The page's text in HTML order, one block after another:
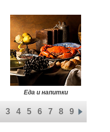
Еда и напитки
3 4 5 6 7 8 9